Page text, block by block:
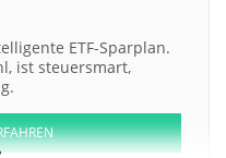
ETF-Sparplan.
ist steuersmart,